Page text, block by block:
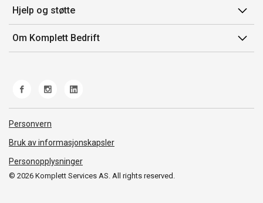
Mine produkter
Salgsbetingelser
Avtalevilkår for Komplett Bedrift Pluss
Produsenter
Hjelp og støtte
Kontakt oss
Retur
Ofte stilte spørsmål
Om Komplett Bedrift
© 2026 Komplett Services AS. All rights reserved.
Personvern
Bruk av informasjonskapsler
Personopplysninger